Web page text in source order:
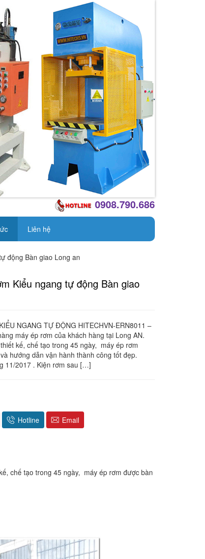
0908.790.686
Liên hệ
động Bàn giao Long an
Kiểu ngang tự động Bàn giao
NGANG TỰ ĐỘNG HITECHVN-ERN8011 –
máy ép rơm của khách hàng tại Long AN.
kế, chế tạo trong 45 ngày, máy ép rơm
hướng dẫn vận hành thành công tốt đẹp.
11/2017 . Kiện rơm sau […]
Hotline Email
chế tạo trong 45 ngày, máy ép rơm được bàn